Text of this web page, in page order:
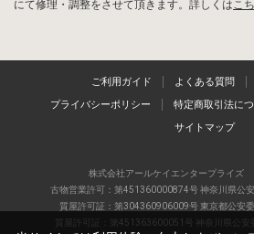
にて修理・調整をさせて頂きます。詳しくはこ
ご利用ガイド よくある質問
プライバシーポリシー 特定商取引法に
サイトマップ
株式会社アールケイエンタープライズ
古物営業許可：第451360000874号 神奈川県公
質屋許可証：第304360906009号 東京都公安
質屋許可証：第451363600051号 神奈川県公安